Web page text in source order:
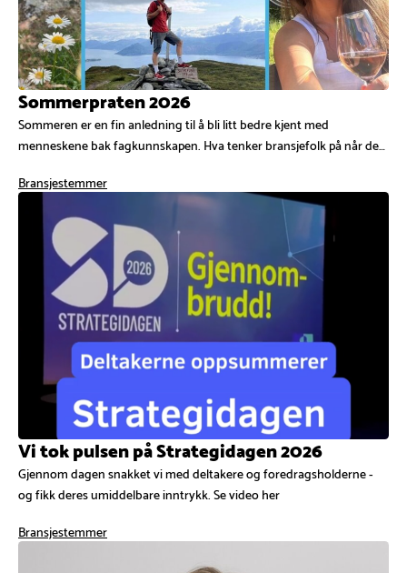
Sommerpraten 2026
Sommeren er en fin anledning til å bli litt bedre kjent med
menneskene bak fagkunnskapen. Hva tenker bransjefolk på når de…
Bransjestemmer
Vi tok pulsen på Strategidagen 2026
Gjennom dagen snakket vi med deltakere og foredragsholderne -
og fikk deres umiddelbare inntrykk. Se video her
Bransjestemmer